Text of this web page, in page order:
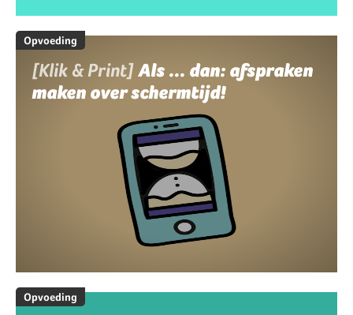
Opvoeding
[Klik & Print]Als ... dan: afspraken
maken over schermtijd!
Opvoeding